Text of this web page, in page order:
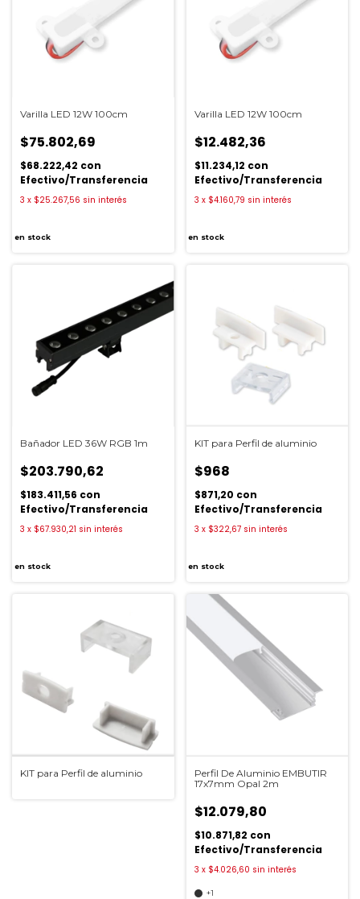
Varilla LED 12W 100cm
$75.802,69
$68.222,42 con
Efectivo/Transferencia
3 x $25.267,56 sin interés
en stock
Varilla LED 12W 100cm
$12.482,36
$11.234,12 con
Efectivo/Transferencia
3 x $4.160,79 sin interés
en stock
Bañador LED 36W RGB 1m
$203.790,62
$183.411,56 con
Efectivo/Transferencia
3 x $67.930,21 sin interés
en stock
KIT para Perfil de aluminio
$968
$871,20 con
Efectivo/Transferencia
3 x $322,67 sin interés
en stock
KIT para Perfil de aluminio
Perfil De Aluminio EMBUTIR
17x7mm Opal 2m
$12.079,80
$10.871,82 con
Efectivo/Transferencia
3 x $4.026,60 sin interés
+1